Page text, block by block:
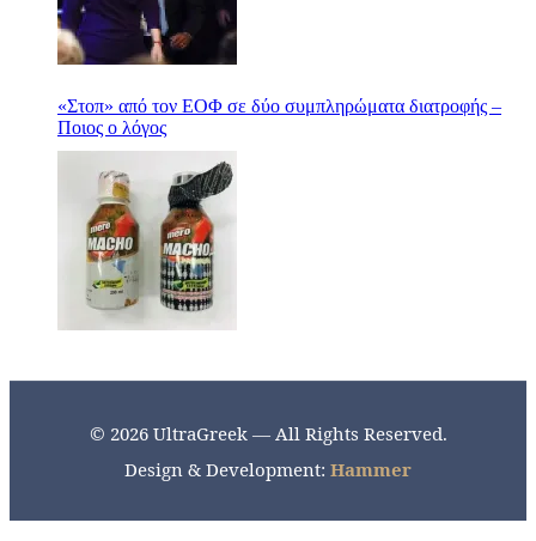
«Στοπ» από τον ΕΟΦ σε δύο συμπληρώματα διατροφής –
Ποιος ο λόγος
© 2026 UltraGreek — All Rights Reserved.
Design & Development: Hammer